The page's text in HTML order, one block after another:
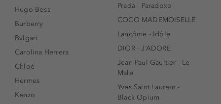
Hugo Boss
Burberry
Bvlgari
Carolina Herrera
Chloé
Hermes
Kenzo
Prada - Paradoxe
COCO MADEMOISELLE
Lancôme - Idôle
DIOR - J’ADORE
Jean Paul Gaultier - Le
Male
Yves Saint Laurent -
Black Opium